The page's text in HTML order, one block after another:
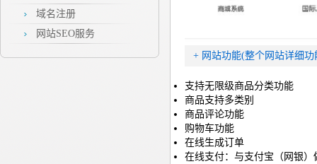
域名注册
网站SEO服务
+ 网站功能(整个网站详细功
支持无限级商品分类功能
商品支持多类别
商品评论功能
购物车功能
在线生成订单
在线支付：与支付宝（网银